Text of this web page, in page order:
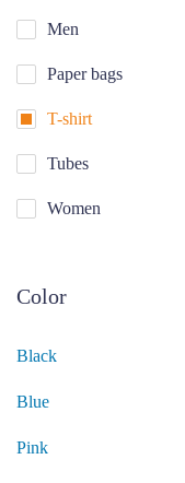
Men
Paper bags
T-shirt
Tubes
Women
Color
Black
Blue
Pink